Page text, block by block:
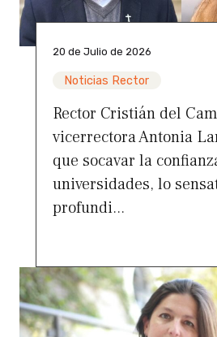
20 de Julio de 2026
Noticias Rector
Rector Cristián del
vicerrectora Antonia
que socavar la
universidades, lo
profundi...